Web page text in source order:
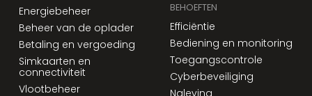
Energiebeheer
Beheer van de oplader
Betaling en vergoeding
Simkaarten en
connectiviteit
Vlootbeheer
BEHOEFTEN
Efficiëntie
Bediening en monitoring
Toegangscontrole
Cyberbeveiliging
Naleving